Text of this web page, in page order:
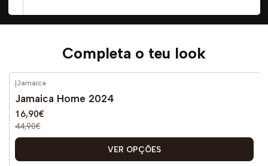
Completa o teu look
-62%
|Jamaica
Jamaica Home 2024
16,90€
44,90€
VER OPÇÕES